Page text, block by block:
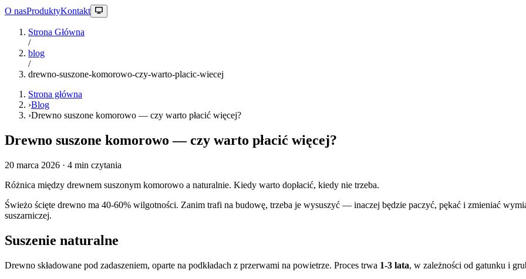
O nasProduktyKontakt
Strona Główna
/
blog
/
drewno-suszone-komorowo-czy-warto-placic-wiecej
Strona główna
›Blog
›Drewno suszone komorowo — czy warto płacić więcej?
Drewno suszone komorowo — czy warto płacić więcej?
20 marca 2026 · 4 min czytania
Różnica między drewnem suszonym komorowo a naturalnie. Kiedy warto dopłacić, kiedy nie trzeba.
Świeżo ścięte drewno ma 40-60% wilgotności. Zanim trafi na budowę, trzeba je wysuszyć — inaczej będzie paczyć, pękać i zmieniać
suszarniczej.
Suszenie naturalne
Drewno składowane pod zadaszeniem, oparte na podkładach z przerwami na powietrze. Proces trwa 1-3 lata, w zależności od gatunku i